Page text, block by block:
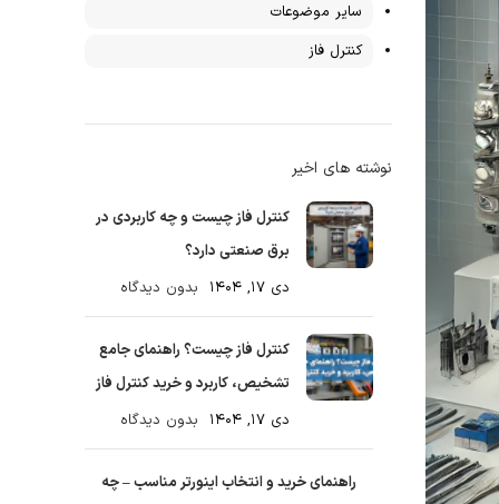
سایر موضوعات
کنترل فاز
نوشته های اخیر
کنترل فاز چیست و چه کاربردی در
برق صنعتی دارد؟
دی ۱۷, ۱۴۰۴
بدون دیدگاه
کنترل فاز چیست؟ راهنمای جامع
تشخیص، کاربرد و خرید کنترل فاز
دی ۱۷, ۱۴۰۴
بدون دیدگاه
راهنمای خرید و انتخاب اینورتر مناسب – چه